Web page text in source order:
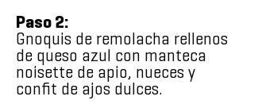
Paso 2:
Gnoquis de remolacha rellenos
de queso azul con manteca
noisette de apio, nueces y
confit de ajos dulces.